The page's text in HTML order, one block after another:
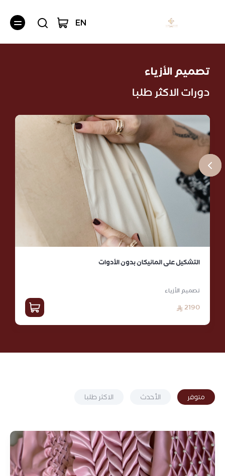
EN
تصميم الأزياء
دورات الاكثر طلبا
التشكيل على المانيكان بدون الأدوات
تصميم الأزياء
2190
متوفر الأحدث الاكثر طلبا